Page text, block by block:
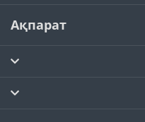
Ақпарат